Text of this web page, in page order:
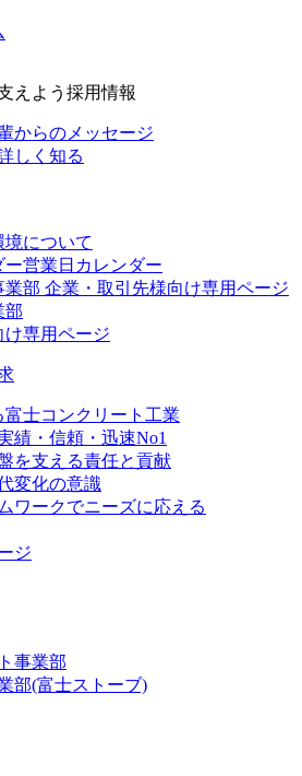
えよう 採用情報
からのメッセージ
しく知る
境について
営業日カレンダー
部
専用ページ
士コンクリート工業
績・信頼・迅速No1
を支える責任と貢献
変化の意識
ワークでニーズに応える
ジ
事業部
部(富士ストーブ)